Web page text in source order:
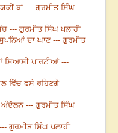
ਥਾਂ --- ਗੁਰਮੀਤ ਸਿੰਘ
--- ਗੁਰਮੀਤ ਸਿੰਘ ਪਲਾਹੀ
ਦਾ ਘਾਣ --- ਗੁਰਮੀਤ
ਸਿਆਸੀ ਪਾਰਟੀਆਂ ---
ਵਿੱਚ ਫਸੇ ਰਹਿਣਗੇ ---
--- ਗੁਰਮੀਤ ਸਿੰਘ
ਗੁਰਮੀਤ ਸਿੰਘ ਪਲਾਹੀ